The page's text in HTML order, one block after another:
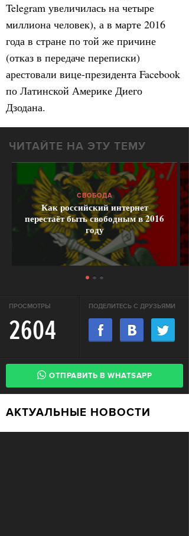
Telegram увеличилась на четыре
миллиона человек), а в марте 2016
года в стране по той же причине
(отказ в передаче переписки)
арестовали вице-президента Facebook
по Латинской Америке Диего
Дзодана.
ЧИТАЙТЕ НА ЭТУ ТЕМУ
СВОБОДА
Как российский интернет
перестаёт быть свободным в 2016
году
ПРОСМОТРЫ
2604
ПОДЕЛИТЕСЬ С ДРУЗЬЯМИ
ОТПРАВИТЬ В WHATSAPP
АКТУАЛЬНЫЕ НОВОСТИ